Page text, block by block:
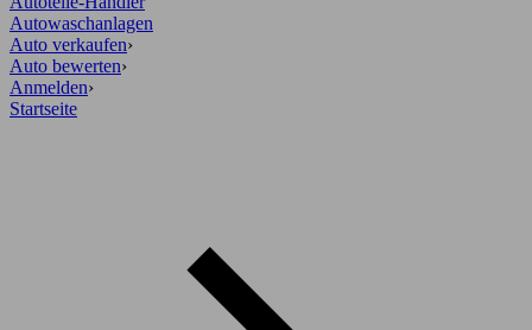
Autowaschanlagen
Auto verkaufen›
Auto bewerten›
Anmelden›
Startseite